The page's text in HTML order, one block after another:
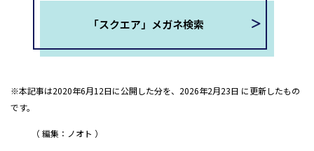
「スクエア」メガネ検索
※本記事は2020年6月12日に公開した分を、2026年2月23日 に更新したもの
です。
編集：ノオト